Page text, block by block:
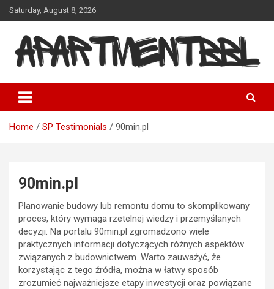
Skip
to
Saturday, August 8, 2026
Apartmentbbl
Home SP Testimonials 90min.pl
90min.pl
Planowanie budowy lub remontu domu to skomplikowany
proces, który wymaga rzetelnej wiedzy i przemyślanych
decyzji. Na portalu 90min.pl zgromadzono wiele
praktycznych informacji dotyczących różnych aspektów
związanych z budownictwem. Warto zauważyć, że
korzystając z tego źródła, można w łatwy sposób
zrozumieć najważniejsze etapy inwestycji oraz powiązane